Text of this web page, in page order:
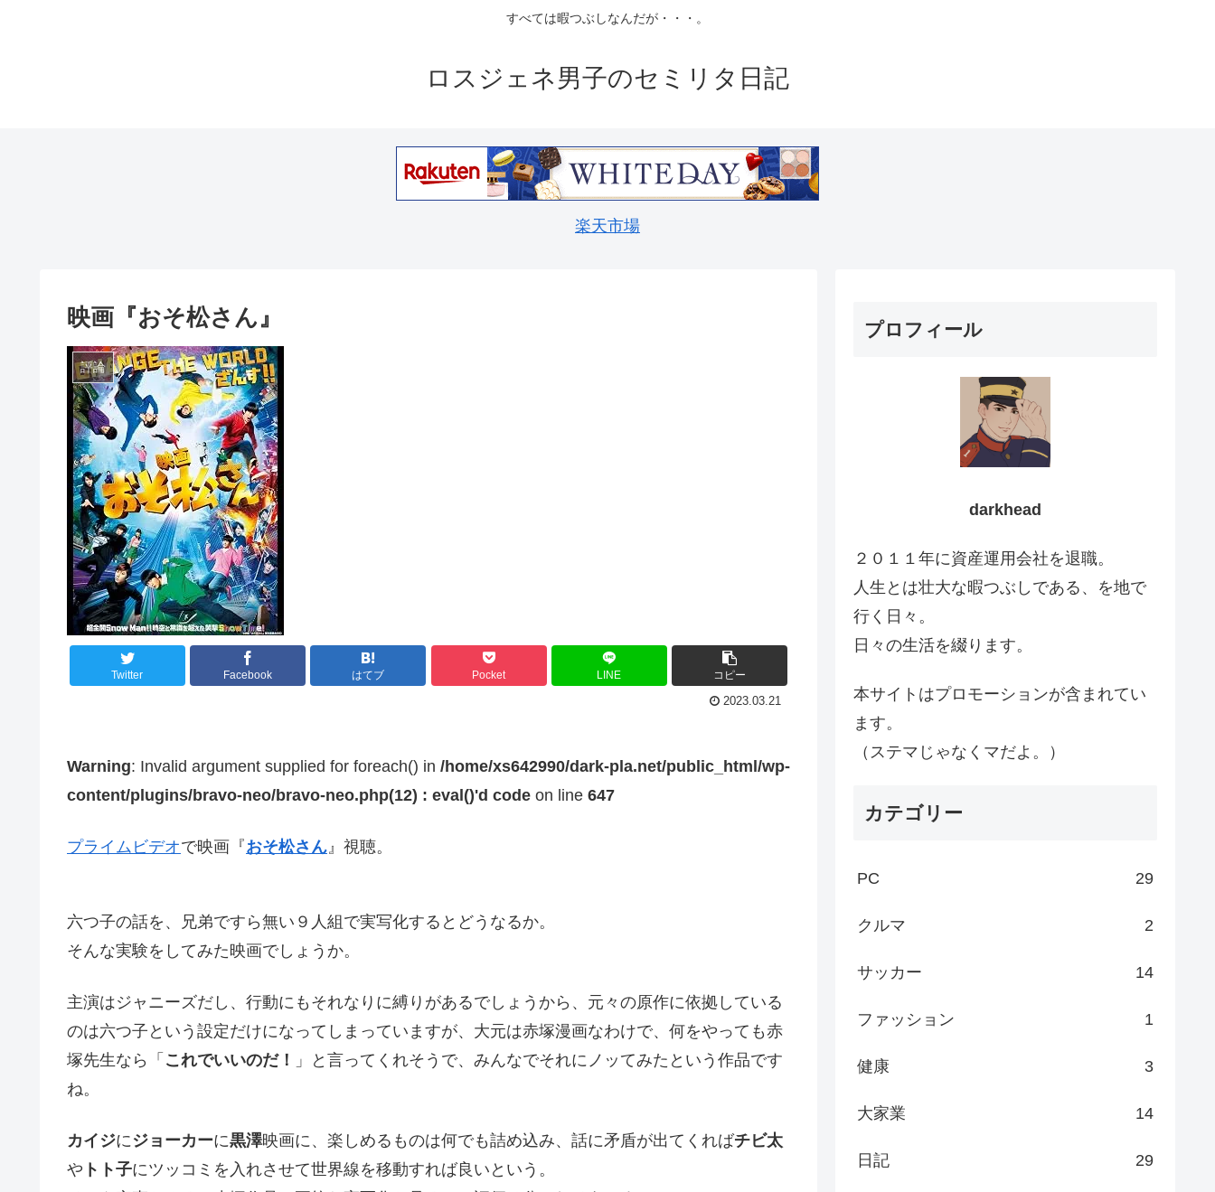
すべては暇つぶしなんだが・・・。
ロスジェネ男子のセミリタ日記
楽天市場
映画『おそ松さん』
評論
Twitter Facebook はてブ Pocket LINE コピー
2023.03.21
Warning: Invalid argument supplied for foreach() in /home/xs642990/dark-pla.net/public_html/wp-
content/plugins/bravo-neo/bravo-neo.php(12) : eval()'d code on line 647
プライムビデオで映画『おそ松さん』視聴。
六つ子の話を、兄弟ですら無い９人組で実写化するとどうなるか。
そんな実験をしてみた映画でしょうか。
主演はジャニーズだし、行動にもそれなりに縛りがあるでしょうから、元々の原作に依拠している
のは六つ子という設定だけになってしまっていますが、大元は赤塚漫画なわけで、何をやっても赤
塚先生なら「 これでいいのだ！
」と言ってくれそうで、みんなでそれにノッてみたという作品です
ね。
カイジに ジョーカーに黒澤映画に、楽しめるものは何でも詰め込み、話に矛盾が出てくればチビ太
や トト子にツッコミを入れさせて世界線を移動すれば良いという。
プロフィール
darkhead
２０１１年に資産運用会社を退職。
人生とは壮大な暇つぶしである、を地で
行く日々。
日々の生活を綴ります。
本サイトはプロモーションが含まれてい
ます。
（ステマじゃなくマだよ。）
カテゴリー
PC 29
クルマ 2
サッカー 14
ファッション 1
健康 3
大家業 14
日記 29